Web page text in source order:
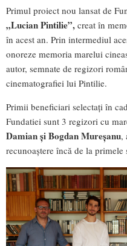
Primul proiect nou lansat de
„Lucian Pintilie”, creat în
în acest an. Prin intermediul
onoreze memoria marelui
autor, semnate de regizori
cinematografiei lui Pintilie.
Primii beneficiari selectați în
Fundatiei sunt 3 regizori cu
Damian și Bogdan Mureșanu,
recunoaștere încă de la